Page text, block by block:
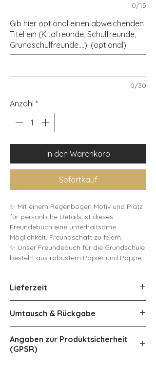
0/15
Gib hier optional einen abweichenden
Titel ein (Kitafreunde, Schulfreunde,
Grundschulfreunde....). (optional)
0/30
Anzahl *
In den Warenkorb
Sofortkauf
✨ Mit einem Regenbogen Motiv und Platz
für persönliche Details ist dieses
Freundebuch eine unterhaltsame
Möglichkeit, Freundschaft zu feiern.
✨ Unser Freundebuch für die Grundschule
besteht aus robustem Papier und Pappe,
zeichnen, schreiben und
freundschaftsbezogene Aktivitäten
erkunden, was es zu einem idealen
Geschenk für den Kindergarten oder die
Schule macht.
☑️ MERKMALE:
Lieferzeit
Deutschlands.
Österreich ca 2-4 Werktage extra.
Umtausch & Rückgabe
dieses Produkts ist aufgrund der
Personalisierung leider nicht möglich.
Angaben zur Produktsicherheit
(GPSR)